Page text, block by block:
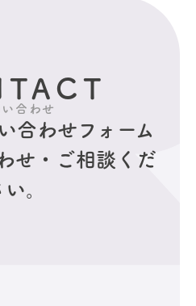
合わせ
合わせフォーム
せ・ご相談くだ
い。